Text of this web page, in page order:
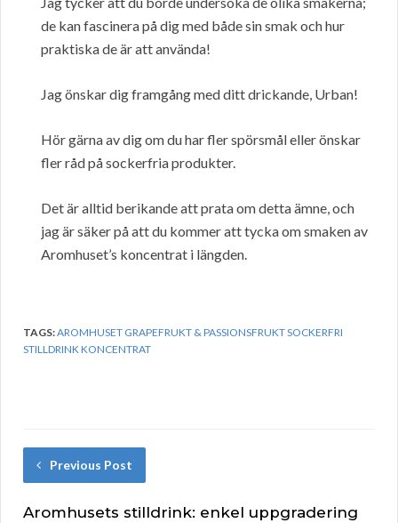
de kan fascinera på dig med både sin smak och hur
praktiska de är att använda!
Jag önskar dig framgång med ditt drickande, Urban!
Hör gärna av dig om du har fler spörsmål eller önskar
fler råd på sockerfria produkter.
Det är alltid berikande att prata om detta ämne, och
jag är säker på att du kommer att tycka om smaken av
Aromhuset’s koncentrat i längden.
TAGS:AROMHUSET GRAPEFRUKT & PASSIONSFRUKT SOCKERFRI
STILLDRINK KONCENTRAT
Previous Post
Aromhusets stilldrink: enkel uppgradering